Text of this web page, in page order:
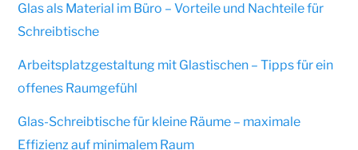
Glas als Material im Büro – Vorteile und Nachteile für
Schreibtische
Arbeitsplatzgestaltung mit Glastischen – Tipps für ein
offenes Raumgefühl
Glas-Schreibtische für kleine Räume – maximale
Effizienz auf minimalem Raum